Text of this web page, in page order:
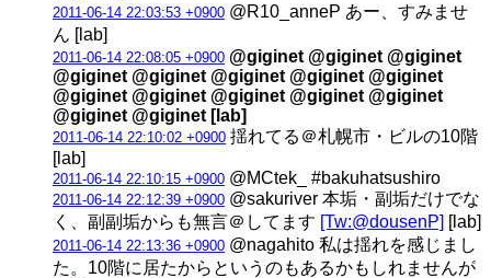
2011-06-14 22:03:53 +0900 @R10_anneP あー、すみませ
ん [lab]
2011-06-14 22:08:05 +0900 @giginet @giginet @giginet
@giginet @giginet @giginet @giginet @giginet
@giginet @giginet @giginet @giginet @giginet
@giginet @giginet [lab]
2011-06-14 22:10:02 +0900 揺れてる＠札幌市・ビルの10階
[lab]
2011-06-14 22:10:15 +0900 @MCtek_ #bakuhatsushiro
2011-06-14 22:12:39 +0900 @sakuriver 本垢・副垢だけでな
く、副副垢からも無言＠してます [Tw:@dousenP] [lab]
2011-06-14 22:13:36 +0900 @nagahito 私は揺れを感じまし
た。10階に居たからというのもあるかもしれませんが